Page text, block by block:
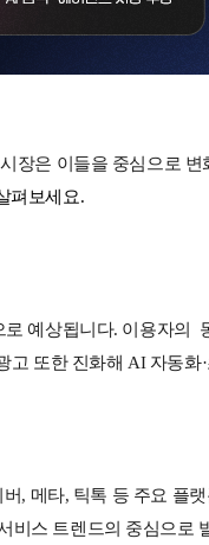
장은 이들을 중심으로 변
펴보세요.
예상됩니다. 이용자의
또한 진화해 AI 자동화
, 메타, 틱톡 등 주요 플
비스 트렌드의 중심으로